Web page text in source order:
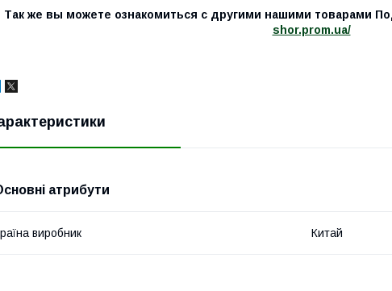
Так же вы можете ознакомиться с другими нашими товарами
shor.prom.ua/
атрибути
виробник Китай